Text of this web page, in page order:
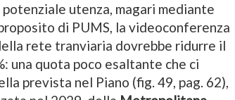
utenza, magari mediante
di PUMS, la videoconferenza
rete tranviaria dovrebbe ridurre il
una quota poco esaltante che ci
prevista nel Piano (fig. 49, pag. 62),